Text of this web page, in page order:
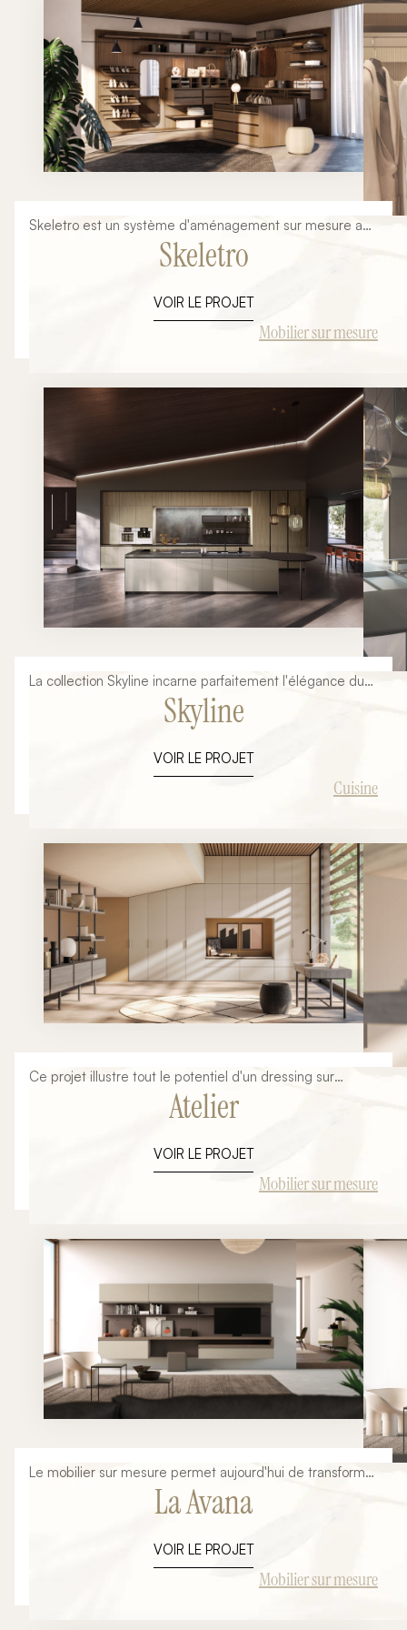
Pensé pour les projets haut de gamme, il offre une
capacité de rangement exceptionnelle tout en apportant
une véritable valeur esthétique à la chambre. Chez
Ambiance Signature Collection, chaque dressing est
étudié sur mesure afin de répondre précisément aux
besoins de ses utilisateurs, tant sur le plan fonctionnel
qu'esthétique.
Skeletro est un système d'aménagement sur mesure au
design minimaliste et architectural. Pensé pour répondre
aux besoins des espaces privés comme professionnels, il
structure modulaire en aluminium et une large palette de
finitions haut de gamme. Cette inspiration illustre tout le
potentiel du mobilier sur mesure pour créer des
élégants ou des agencements de boutiques premium.
Fonctionnalité, esthétique et personnalisation se
rencontrent pour donner vie à des projets uniques
parfaitement intégrés à leur environnement.
Skeletro
VOIR LE PROJET
Mobilier sur mesure
La collection Skyline incarne parfaitement l'élégance du
design italien contemporain. Avec ses lignes épurées,
ses matériaux raffinés et son intégration architecturale
cuisine haut de gamme pensée comme une véritable
pièce de vie. Plus qu'un simple espace de préparation, la
cuisine devient aujourd'hui le cœur de la maison. L'îlot
et les finitions premium participent à la création d'un
environnement chaleureux où esthétique et fonctionnalité
se rencontrent. Cette inspiration issue de l'univers
Armony Cucine démontre les nombreuses possibilités
offertes par la cuisine italienne sur mesure. Chaque
projet peut être entièrement personnalisé afin de
répondre aux habitudes de vie, aux contraintes
architecturales et aux envies de chaque client.
Skyline
VOIR LE PROJET
Cuisine
Ce projet illustre tout le potentiel d'un dressing sur
mesure conçu sous pente. Souvent considérés comme
difficiles à aménager, les espaces situés sous les
rangement lorsqu'ils font l'objet d'une conception
adaptée. L'objectif de cette réalisation était de
transformer une zone sous toiture en un espace élégant,
entièrement personnalisé, chaque volume disponible est
exploité afin de créer un dressing confortable, esthétique
et durable. Pensé dans les moindres détails, cet
aménagement associe rangements, penderies et
espaces accessoires dans une composition harmonieuse
qui s'intègre naturellement à l'architecture du lieu.
Atelier
VOIR LE PROJET
Mobilier sur mesure
Le mobilier sur mesure permet aujourd'hui de transformer
un simple mur en véritable élément d'architecture
intérieure. Cette réalisation illustre parfaitement la
apporter à la fois du caractère, des rangements et une
identité forte à un espace de vie. Pensé comme un
aménagement global, cet ensemble associe
La Avana
VOIR LE PROJET
Mobilier sur mesure